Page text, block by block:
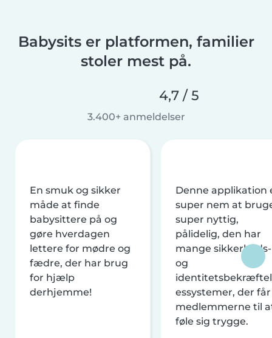
Babysits er platformen, familier
stoler mest på.
4,7 / 5
3.400+ anmeldelser
En smuk og sikker
måde at finde
babysittere på og
gøre hverdagen
lettere for mødre og
fædre, der har brug
for hjælp
derhjemme!
Denne applikation
super nem at
super nyttig,
pålidelig, den har
mange sikkerheds-
og
essystemer, der får
medlemmerne til
føle sig trygge.